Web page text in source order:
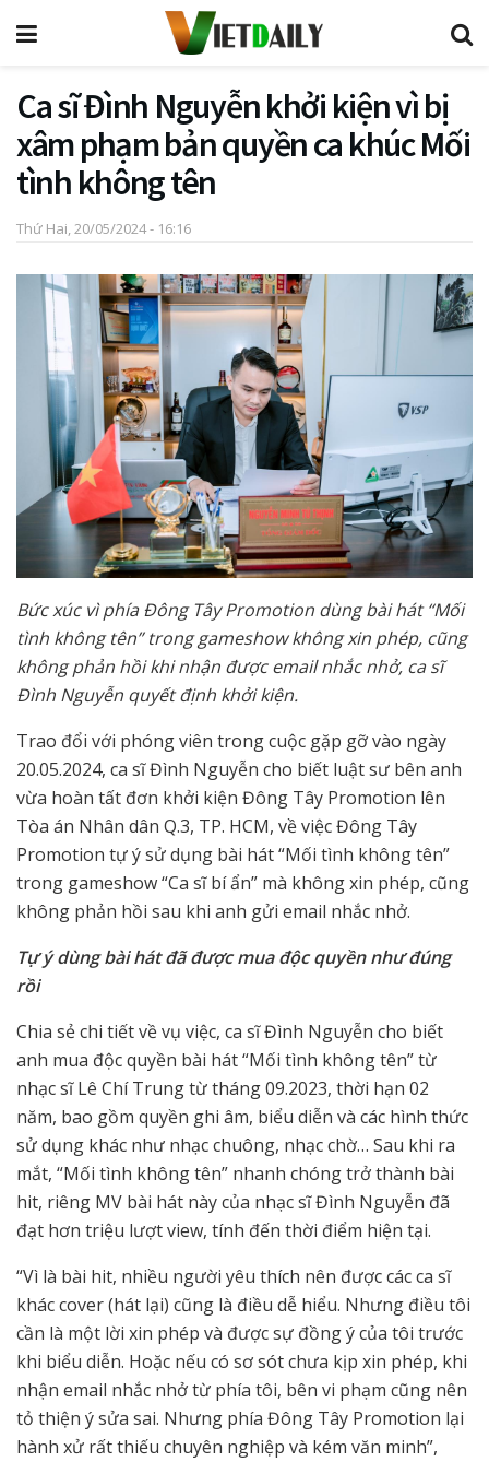
Ca sĩ Đình Nguyễn khởi kiện vì bị
xâm phạm bản quyền ca khúc Mối
tình không tên
Thứ Hai, 20/05/2024 - 16:16
Bức xúc vì phía Đông Tây Promotion dùng bài hát “Mối
tình không tên” trong gameshow không xin phép, cũng
không phản hồi khi nhận được email nhắc nhở, ca sĩ
Đình Nguyễn quyết định khởi kiện.
Trao đổi với phóng viên trong cuộc gặp gỡ vào ngày
20.05.2024, ca sĩ Đình Nguyễn cho biết luật sư bên anh
vừa hoàn tất đơn khởi kiện Đông Tây Promotion lên
Tòa án Nhân dân Q.3, TP. HCM, về việc Đông Tây
Promotion tự ý sử dụng bài hát “Mối tình không tên”
trong gameshow “Ca sĩ bí ẩn” mà không xin phép, cũng
không phản hồi sau khi anh gửi email nhắc nhở.
Tự ý dùng bài hát đã được mua độc quyền như đúng
rồi
Chia sẻ chi tiết về vụ việc, ca sĩ Đình Nguyễn cho biết
anh mua độc quyền bài hát “Mối tình không tên” từ
nhạc sĩ Lê Chí Trung từ tháng 09.2023, thời hạn 02
năm, bao gồm quyền ghi âm, biểu diễn và các hình thức
sử dụng khác như nhạc chuông, nhạc chờ… Sau khi ra
mắt, “Mối tình không tên” nhanh chóng trở thành bài
hit, riêng MV bài hát này của nhạc sĩ Đình Nguyễn đã
đạt hơn triệu lượt view, tính đến thời điểm hiện tại.
“Vì là bài hit, nhiều người yêu thích nên được các ca sĩ
khác cover (hát lại) cũng là điều dễ hiểu. Nhưng điều tôi
cần là một lời xin phép và được sự đồng ý của tôi trước
khi biểu diễn. Hoặc nếu có sơ sót chưa kịp xin phép, khi
nhận email nhắc nhở từ phía tôi, bên vi phạm cũng nên
tỏ thiện ý sửa sai. Nhưng phía Đông Tây Promotion lại
hành xử rất thiếu chuyên nghiệp và kém văn minh”,